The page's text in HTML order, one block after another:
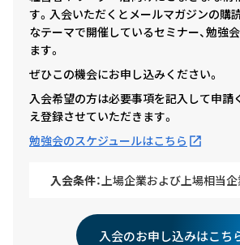
す。入会いただくとメールマガジンの購
なテーマで開催しているセミナー、勉強
ます。
ぜひこの機会にお申し込みください。
入会希望の方は必要事項を記入して申請
え登録させていただきます。
勉強会のスケジュールはこちら
入会条件：上場企業および上場相当
入会のお申し込みはこち